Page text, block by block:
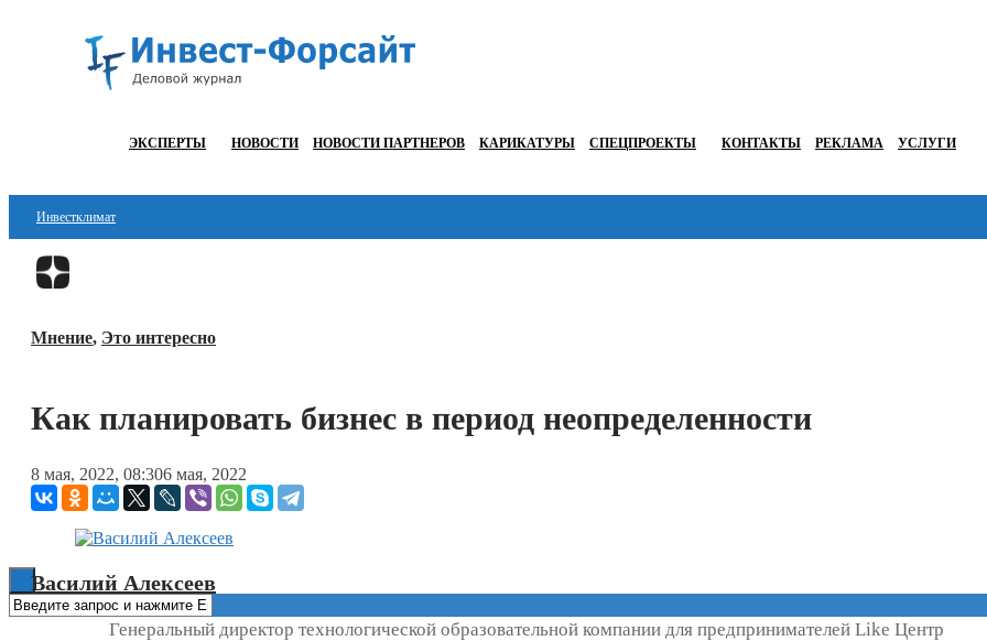
ЭКСПЕРТЫ НОВОСТИ НОВОСТИ ПАРТНЕРОВ КАРИКАТУРЫ СПЕЦПРОЕКТЫ КОНТАКТЫ РЕКЛАМА УСЛУГИ
Инвестклимат
Финансы
Блокчейн
ESG
Мнение, Это интересно
Как планировать бизнес в период неопределенности
8 мая, 2022, 08:306 мая, 2022
Василий Алексеев
Генеральный директор технологической образовательной компании для предпринимателей Like Центр